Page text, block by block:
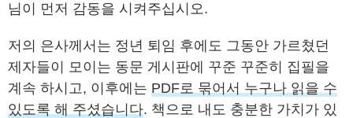
님이 먼저 감동을 시켜주십시오.
저의 은사께서는 정년 퇴임 후에도 그동안 가르쳤던
제자들이 모이는 동문 게시판에 꾸준 꾸준히 집필을
계속 하시고, 이후에는 PDF로 묶어서 누구나 읽을 수
있도록 해 주셨습니다. 책으로 내도 충분한 가치가 있